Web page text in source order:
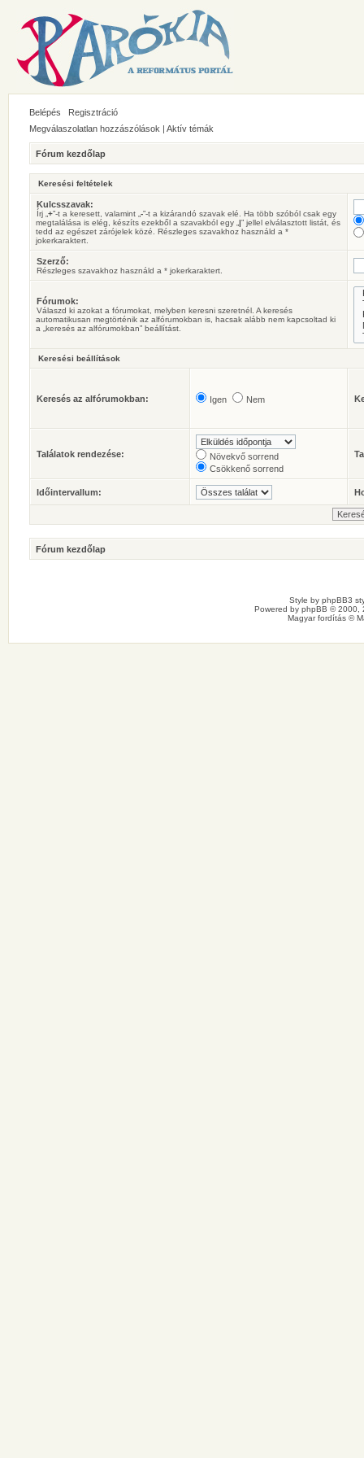
Belépés
Regisztráció
Megválaszolatlan hozzászólások | Aktív témák
Fórum kezdőlap
Keresési feltételek
Kulcsszavak:
Írj „ +”-t a keresett, valamint „ -”-t a kizárandó szavak elé. Ha több szóból csak egy
megtalálása is elég, készíts ezekből a szavakból egy „ |” jellel elválasztott listát, és
tedd az egészet zárójelek közé. Részleges szavakhoz használd a *
jokerkaraktert.
Szerző:
Részleges szavakhoz használd a * jokerkaraktert.
Fórumok:
Válaszd ki azokat a fórumokat, melyben keresni szeretnél. A keresés
automatikusan megtörténik az alfórumokban is, hacsak alább nem kapcsoltad ki
a „keresés az alfórumokban” beállítást.
Keresési beállítások
Keresés az alfórumokban: Igen Nem
Találatok rendezése:
Növekvő sorrend
Csökkenő sorrend
Időintervallum:
Fórum kezdőlap
Style by phpBB3
Powered by phpBB © 2000,
Magyar fordítás ©